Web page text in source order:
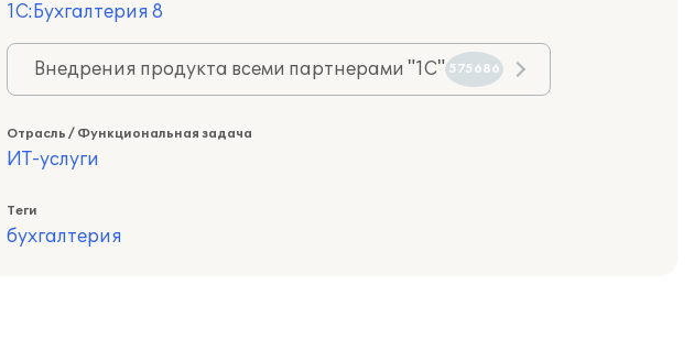
1С:Бухгалтерия 8
Внедрения продукта всеми партнерами "1С" 575686
Отрасль / Функциональная задача
ИТ-услуги
Теги
бухгалтерия